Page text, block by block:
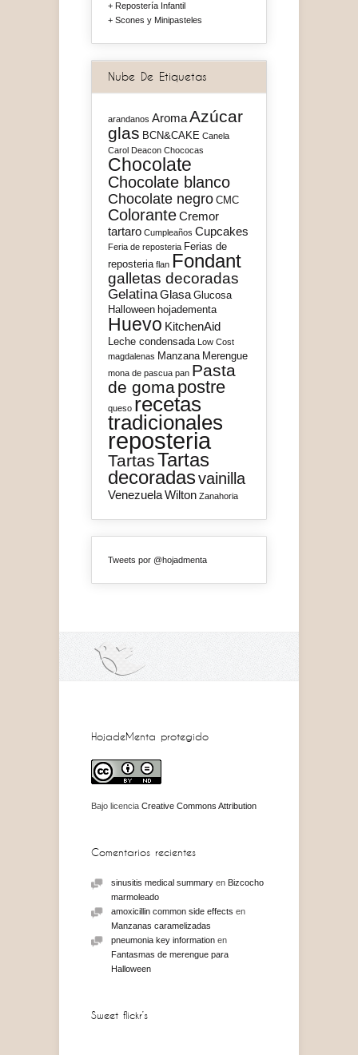
Repostería Infantil
Scones y Minipasteles
Nube De Etiquetas
arandanos AromaAzúcar
glas BCN&CAKE Canela
Carol Deacon Chococas
Chocolate
Chocolate blanco
Chocolate negro CMC
ColoranteCremor
tartaro Cumpleaños Cupcakes
Feria de reposteria Ferias de
reposteria flan Fondant
galletas decoradas
GelatinaGlasa Glucosa
Halloween hojadementa
Huevo KitchenAid
Leche condensada Low Cost
magdalenas Manzana Merengue
mona de pascua pan Pasta
de gomapostre
queso recetas
tradicionales
reposteria
TartasTartas
decoradasvainilla
VenezuelaWilton Zanahoria
Tweets por @hojadmenta
HojadeMenta protegido
Bajo licencia Creative Commons Attribution
Comentarios recientes
sinusitis medical summary en Bizcocho
marmoleado
amoxicillin common side effects en
Manzanas caramelizadas
pneumonia key information en
Fantasmas de merengue para
Halloween
Sweet flickr’s